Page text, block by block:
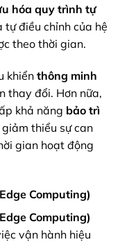
hóa quy trình tự
điều chỉnh của hệ
theo thời gian.
khiển thông minh
thay đổi. Hơn nữa,
khả năng bảo trì
giảm thiểu sự can
gian hoạt động
Computing)
Computing)
vận hành hiệu